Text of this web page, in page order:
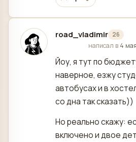
road_vladimir 26
отредактировано
написал в 4
Йоу, я тут по
наверное, езжу
автобусах и в
со дна так сказать))
Но реально скажу:
включено и двое